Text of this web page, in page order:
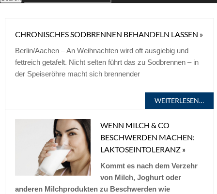
CHRONISCHES SODBRENNEN BEHANDELN LASSEN »
Berlin/Aachen – An Weihnachten wird oft ausgiebig und
fettreich getafelt. Nicht selten führt das zu Sodbrennen – in
der Speiseröhre macht sich brennender
WEITERLESEN…
WENN MILCH & CO
BESCHWERDEN MACHEN:
LAKTOSEINTOLERANZ »
Kommt es nach dem Verzehr
von Milch, Joghurt oder
anderen Milchprodukten zu Beschwerden wie